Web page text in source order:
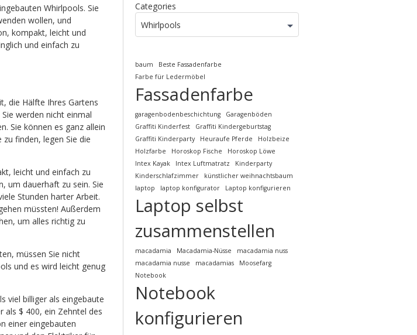
Whirlpools. Sie
wollen, und
kompakt, leicht und
und einfach zu
die Hälfte Ihres Gartens
werden nicht einmal
Sie können es ganz allein
finden, legen Sie die
leicht und einfach zu
um dauerhaft zu sein. Sie
Stunden harter Arbeit.
müssten! Außerdem
um alles richtig zu
müssen Sie nicht
und es wird leicht genug
viel billiger als eingebaute
als $ 400, ein Zehntel des
einer eingebauten
Categories
Whirlpools
baum
Beste Fassadenfarbe
Farbe für Ledermöbel
Fassadenfarbe
garagenbodenbeschichtung
Garagenböden
Graffiti Kinderfest
Graffiti Kindergeburtstag
Graffiti Kinderparty
Heuraufe Pferde
Holzbeize
Holzfarbe
Horoskop Fische
Horoskop Löwe
Intex Kayak
Intex Luftmatratz
Kinderparty
Kinderschlafzimmer
künstlicher weihnachtsbaum
laptop
laptop konfigurator Laptop konfigurieren
Laptop selbst
zusammenstellen
macadamia Macadamia-Nüsse
macadamia nuss
macadamia nusse
macadamias
Moosefarg
Notebook
Notebook
konfigurieren